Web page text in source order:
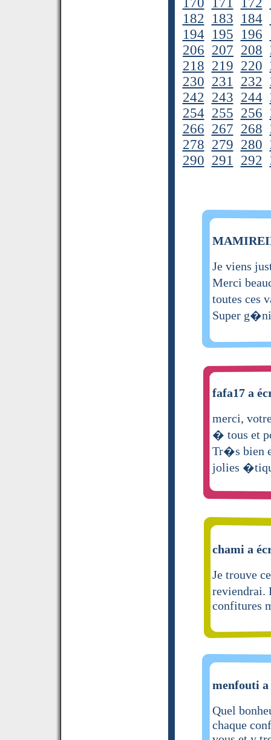
182 183 184
194 195 196
206 207 208
218 219 220
230 231 232
242 243 244
254 255 256
266 267 268
278 279 280
290 291 292
Je viens
Merci
toutes
Super
fafa17 a
merci,
� tous et
Tr�s bien
jolies
chami a
Je trouve
reviendrai.
confitures
menfouti
Quel
chaque